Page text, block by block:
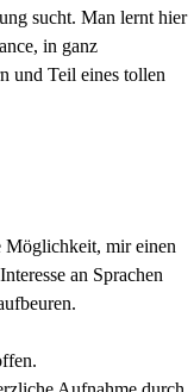
sucht. Man lernt hier
in ganz
und Teil eines tollen
Möglichkeit, mir einen
an Sprachen